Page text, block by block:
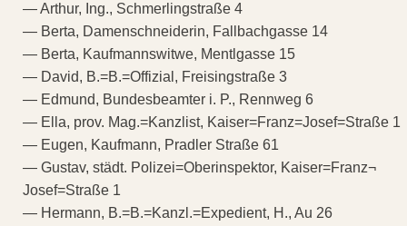
— Arthur, Ing., Schmerlingstraße 4
— Berta, Damenschneiderin, Fallbachgasse 14
— Berta, Kaufmannswitwe, Mentlgasse 15
— David, B.=B.=Offizial, Freisingstraße 3
— Edmund, Bundesbeamter i. P., Rennweg 6
— Ella, prov. Mag.=Kanzlist, Kaiser=Franz=Josef=Straße 1
— Eugen, Kaufmann, Pradler Straße 61
— Gustav, städt. Polizei=Oberinspektor, Kaiser=Franz¬
Josef=Straße 1
— Hermann, B.=B.=Kanzl.=Expedient, H., Au 26